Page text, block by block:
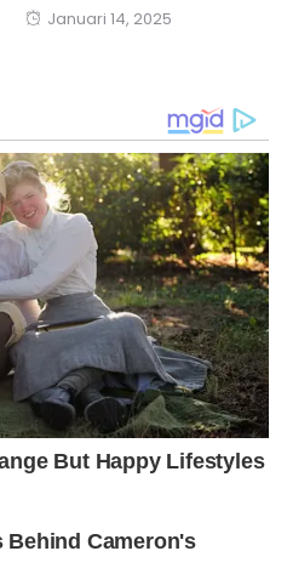
Posted
Januari 14, 2025